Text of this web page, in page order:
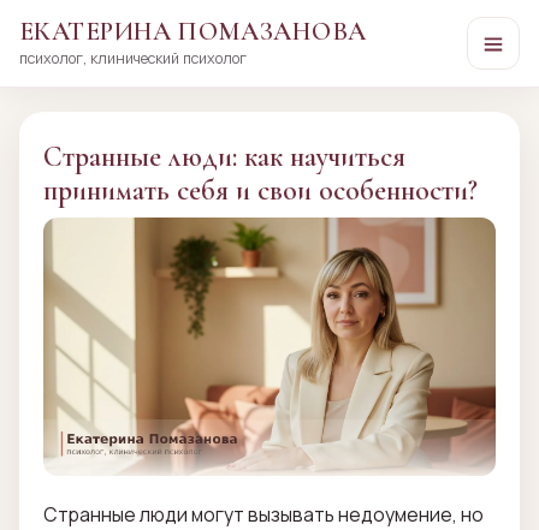
ЕКАТЕРИНА ПОМАЗАНОВА
психолог, клинический психолог
Странные люди: как научиться
принимать себя и свои особенности?
Странные люди могут вызывать недоумение, но